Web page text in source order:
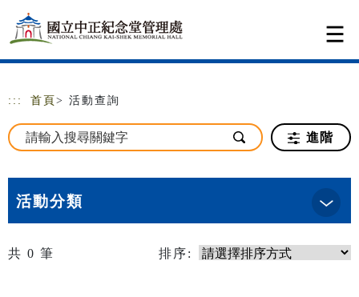
跳到主要內容
網站導覽
::: 首頁 > 活動查詢
進階
活動分類
共 0 筆 排序: